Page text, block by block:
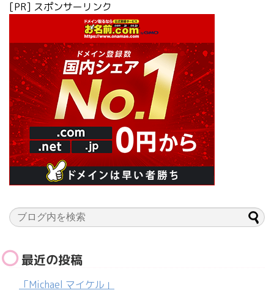
[PR] スポンサーリンク
最近の投稿
「Michael マイケル」